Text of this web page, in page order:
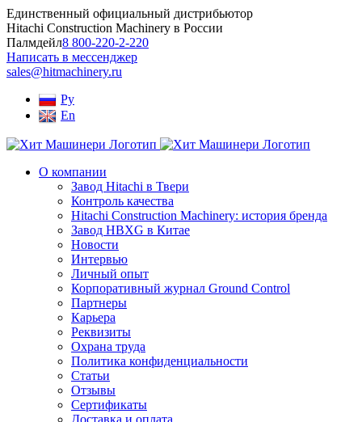
Skip
to
content
Единственный официальный дистрибьютор
Hitachi Construction Machinery в России
Палмдейл8 800-220-2-220
Написать в мессенджер
sales@hitmachinery.ru
Ру
En
О компании
Завод Hitachi в Твери
Контроль качества
Hitachi Construction Machinery: история бренда
Завод HBXG в Китае
Новости
Интервью
Личный опыт
Корпоративный журнал Ground Control
Партнеры
Карьера
Реквизиты
Охрана труда
Политика конфиденциальности
Статьи
Отзывы
Сертификаты
Доставка и оплата